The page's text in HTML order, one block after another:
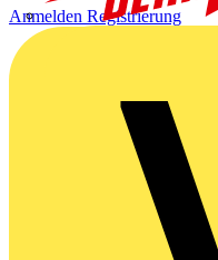
Anmelden Registrierung